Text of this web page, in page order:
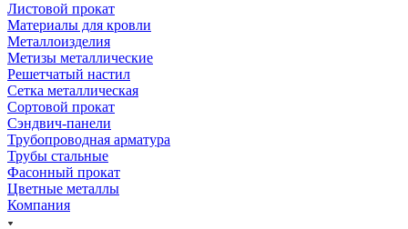
Листовой прокат
Материалы для кровли
Металлоизделия
Метизы металлические
Решетчатый настил
Сетка металлическая
Сортовой прокат
Сэндвич-панели
Трубопроводная арматура
Трубы стальные
Фасонный прокат
Цветные металлы
Компания